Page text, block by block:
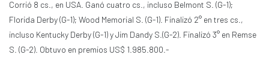
Corrió 8 cs., en USA. Ganó cuatro cs., incluso Belmont S. (G-1);
Florida Derby (G-1); Wood Memorial S. (G-1). Finalizó 2° en tres cs.,
incluso Kentucky Derby (G-1) y Jim Dandy S.(G-2). Finalizó 3° en Remse
S. (G-2). Obtuvo en premios US$ 1.985.800.-